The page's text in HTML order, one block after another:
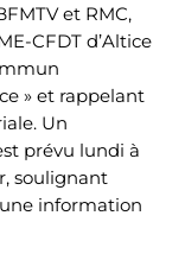
et RMC,
CFDT d’Altice
» et rappelant
Un
prévu lundi à
soulignant
information